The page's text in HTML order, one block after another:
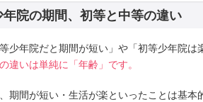
年院の期間、初等と中等の違い
少年院だと期間が短い」や「初等少年院は
違いは単純に「年齢」です。
期間が短い・生活が楽といったことは基本